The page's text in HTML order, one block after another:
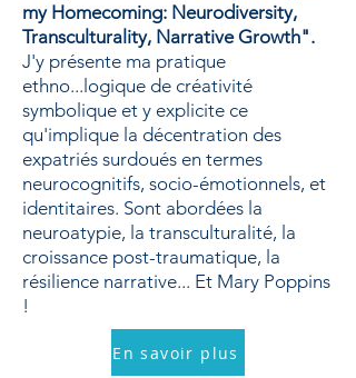
my Homecoming: Neurodiversity,
Transculturality, Narrative Growth".
J'y présente ma pratique
ethno...logique de créativité
symbolique et y explicite ce
qu'implique la décentration des
expatriés surdoués en termes
neurocognitifs, socio-émotionnels, et
identitaires. Sont abordées la
neuroatypie, la transculturalité, la
croissance post-traumatique, la
résilience narrative... Et Mary Poppins
!
En savoir plus